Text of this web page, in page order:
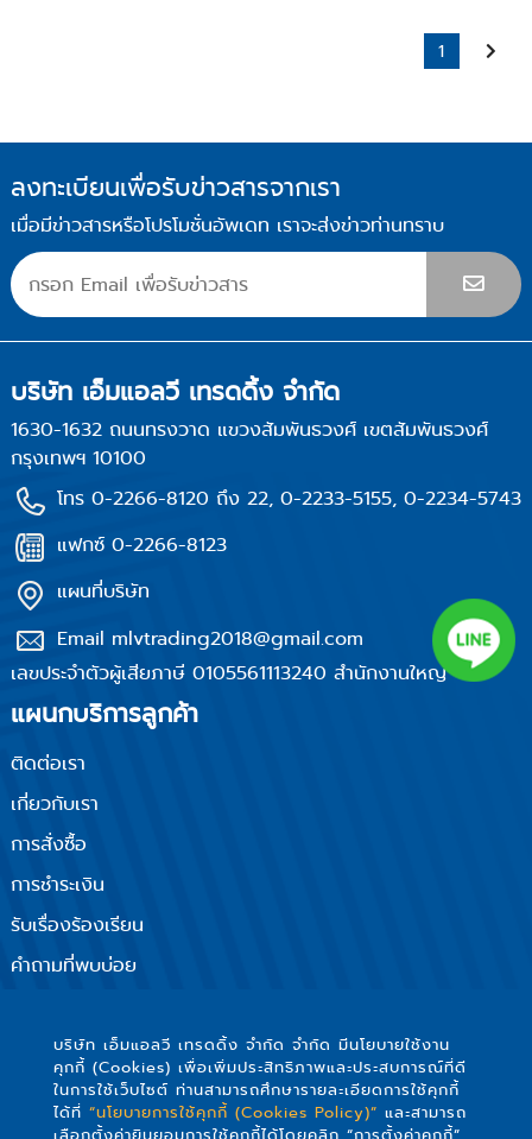
1
บริษัท เอ็มแอลวี เทรดดิ้ง จำกัด จำกัด มีนโยบายใช้งาน
คุกกี้ (Cookies) เพื่อเพิ่มประสิทธิภาพและประสบการณ์ที่ดี
ในการใช้เว็บไซต์ ท่านสามารถศึกษารายละเอียดการใช้คุกกี้
ได้ที่ “นโยบายการใช้คุกกี้ (Cookies Policy)” และสามารถ
ลงทะเบียนเพื่อรับข่าวสารจากเรา
เมื่อมีข่าวสารหรือโปรโมชั่นอัพเดท เราจะส่งข่าวท่านทราบ
บริษัท เอ็มแอลวี เทรดดิ้ง จำกัด
1630-1632 ถนนทรงวาด แขวงสัมพันธวงศ์ เขตสัมพันธวงศ์
กรุงเทพฯ 10100
โทร 0-2266-8120 ถึง 22, 0-2233-5155, 0-2234-5743
แฟกซ์ 0-2266-8123
แผนที่บริษัท
Email mlvtrading2018@gmail.com
เลขประจำตัวผู้เสียภาษี 0105561113240 สำนักงานใหญ่
แผนกบริการลูกค้า
ติดต่อเรา
เกี่ยวกับเรา
การสั่งซื้อ
การชำระเงิน
รับเรื่องร้องเรียน
คำถามที่พบบ่อย
ติดตามเรา